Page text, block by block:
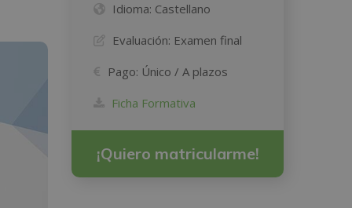
Idioma: Castellano
Evaluación: Examen final
Pago: Único / A plazos
Ficha Formativa
¡Quiero matricularme!